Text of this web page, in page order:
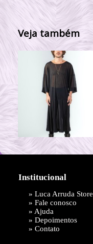
Veja também
Institucional
» Luca Arruda Store
» Fale conosco
» Ajuda
» Depoimentos
» Contato